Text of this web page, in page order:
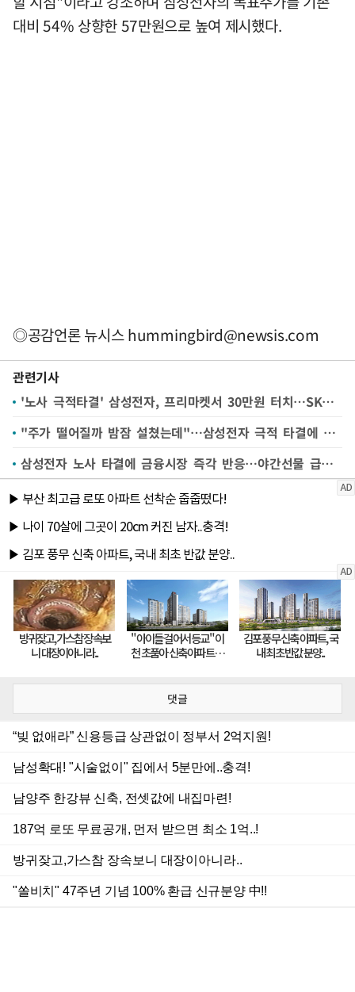
대비 54% 상향한 57만원으로 높여 제시했다.
◎공감언론 뉴시스hummingbird@newsis.com
관련기사
'노사 극적타결' 삼성전자, 프리마켓서 30만원 터치…SK닉스도 5%↑
"주가 떨어질까 밤잠 설쳤는데"…삼성전자 극적 타결에 개미들 안도
삼성전자 노사 타결에 금융시장 즉각 반응…야간선물 급등·환율 하락
댓글